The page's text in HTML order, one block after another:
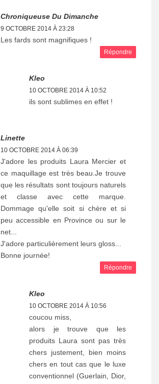
Chroniqueuse Du Dimanche
9 OCTOBRE 2014 À 23:28
Les fards sont magnifiques !
Répondre
Kleo
10 OCTOBRE 2014 À 10:52
ils sont sublimes en effet !
Linette
10 OCTOBRE 2014 À 06:39
J'adore les produits Laura Mercier et
ce maquillage est très beau.Je trouve
que les résultats sont toujours naturels
et classe avec cette marque.
Dommage qu'elle soit si chère et si
peu accessible en Province ou sur le
net...
J'adore particulièrement leurs gloss...
Bonne journée!
Répondre
Kleo
10 OCTOBRE 2014 À 10:56
coucou miss,
alors je trouve que les
produits Laura sont pas très
chers justement, bien moins
chers en tout cas que le luxe
conventionnel (Guerlain, Dior,